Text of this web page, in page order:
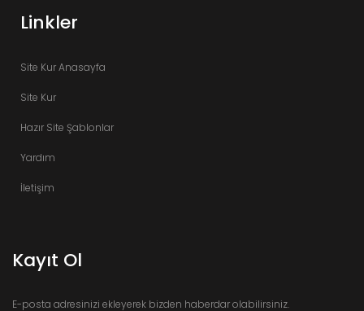
Linkler
Site Kur Anasayfa
Site Kur
Hazır Site Şablonlar
Yardım
İletişim
Kayıt Ol
E-posta adresinizi ekleyerek bizden haberdar olabilirsiniz.